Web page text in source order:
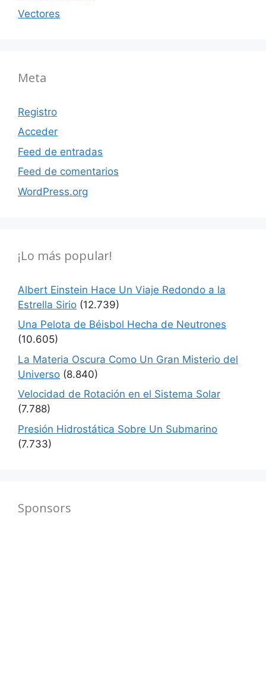
Vectores
Meta
Registro
Acceder
Feed de entradas
Feed de comentarios
WordPress.org
¡Lo más popular!
Albert Einstein Hace Un Viaje Redondo a la
Estrella Sirio (12.739)
Una Pelota de Béisbol Hecha de Neutrones
(10.605)
La Materia Oscura Como Un Gran Misterio del
Universo (8.840)
Velocidad de Rotación en el Sistema Solar
(7.788)
Presión Hidrostática Sobre Un Submarino
(7.733)
Sponsors